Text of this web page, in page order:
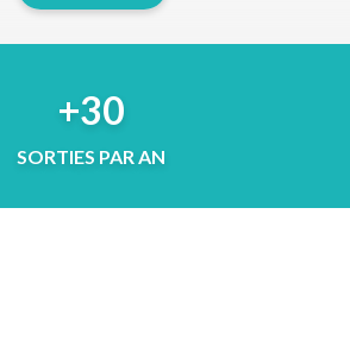
+30
SORTIES PAR AN